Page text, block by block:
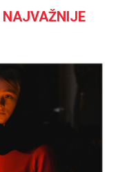
NAJVAŽNIJE